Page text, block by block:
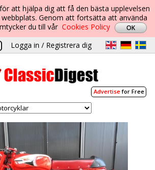
att hjälpa dig att få den bästa upplevelsen
Genom att fortsätta att använda
du till vår Cookies Policy
Logga in / Registrera dig
Advertisefor Free